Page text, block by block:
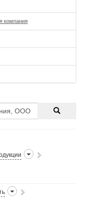
компания